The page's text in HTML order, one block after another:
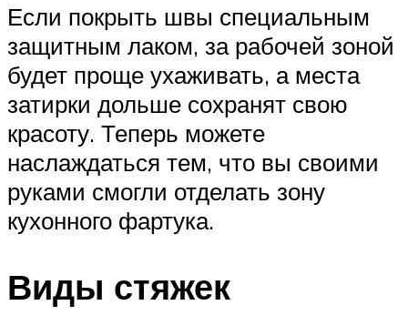
Если покрыть швы специальным
защитным лаком, за рабочей зоной
будет проще ухаживать, а места
затирки дольше сохранят свою
красоту. Теперь можете
наслаждаться тем, что вы своими
руками смогли отделать зону
кухонного фартука.
Виды стяжек